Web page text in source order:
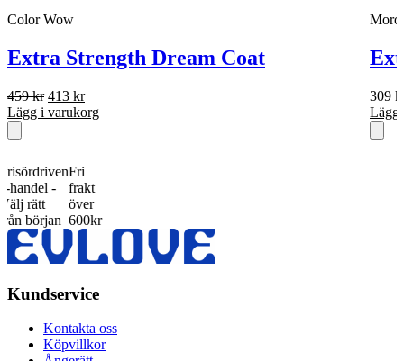
Color Wow
Extra Strength Dream Coat
459kr Det
ursprungliga
413 krDet
nuvarande
Lägg i varukorg
309
Lägg
-
Fri
frakt
över
600kr
Kundservice
Kontakta oss
Köpvillkor